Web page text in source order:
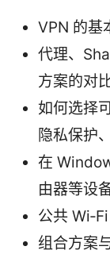
VPN 的基
代理、
方案的对
如何选择
隐私保护
在
由器等设
公共
组合方案